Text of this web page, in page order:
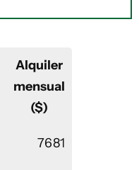
Alquiler
mensual
($)
7681